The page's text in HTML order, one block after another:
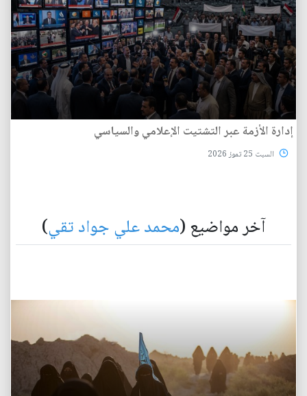
إدارة الأزمة عبر التشتيت الإعلامي والسياسي
السبت 25 تموز 2026
آخر مواضيع (محمد علي جواد تقي)